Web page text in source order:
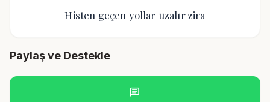
Histen geçen yollar uzalır zira
Paylaş ve Destekle
chat